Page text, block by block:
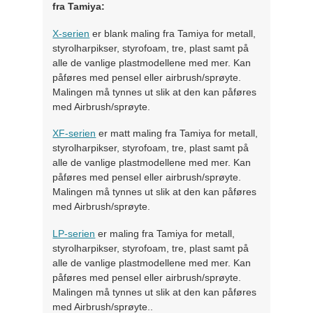
fra Tamiya:
X-serien er blank maling fra Tamiya for metall,
styrolharpikser, styrofoam, tre, plast samt på
alle de vanlige plastmodellene med mer. Kan
påføres med pensel eller airbrush/sprøyte.
Malingen må tynnes ut slik at den kan påføres
med Airbrush/sprøyte.
XF-serien er matt maling fra Tamiya for metall,
styrolharpikser, styrofoam, tre, plast samt på
alle de vanlige plastmodellene med mer. Kan
påføres med pensel eller airbrush/sprøyte.
Malingen må tynnes ut slik at den kan påføres
med Airbrush/sprøyte.
LP-serien er maling fra Tamiya for metall,
styrolharpikser, styrofoam, tre, plast samt på
alle de vanlige plastmodellene med mer. Kan
påføres med pensel eller airbrush/sprøyte.
Malingen må tynnes ut slik at den kan påføres
med Airbrush/sprøyte..